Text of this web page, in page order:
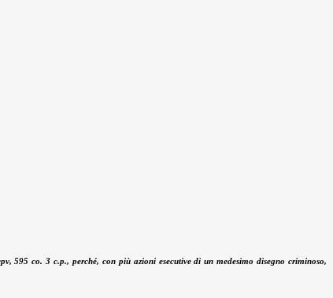
595 co. 3 c.p., perché, con più azioni esecutive di un medesimo disegno criminoso,